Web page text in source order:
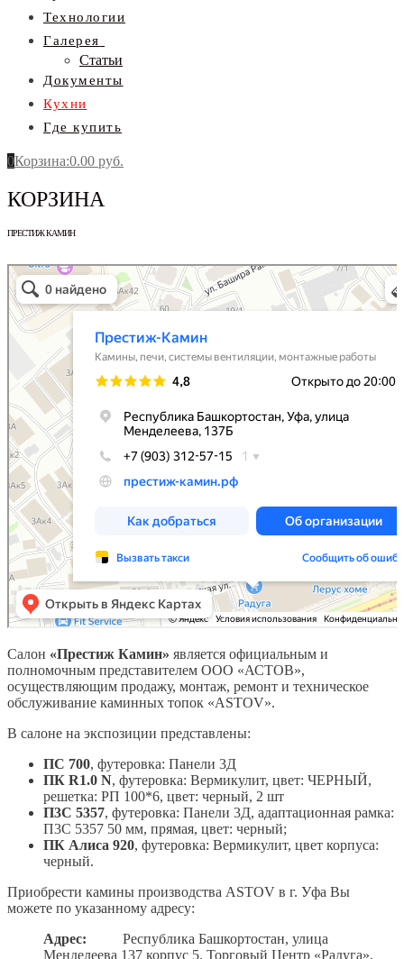
Технологии
Галерея
Статьи
Документы
Кухни
Где купить
0Корзина:0.00 руб.
КОРЗИНА
ПРЕСТИЖ КАМИН
Престиж-Камин
Камины, печи в Уфе
Системы вентиляции в Уфе
Салон «Престиж Камин» является официальным и
полномочным представителем ООО «АСТОВ»,
осуществляющим продажу, монтаж, ремонт и техническое
обслуживание каминных топок «АSTOV».
В салоне на экспозиции представлены:
ПС 700, футеровка: Панели 3Д
ПК R1.0 N, футеровка: Вермикулит, цвет: ЧЕРНЫЙ,
решетка: РП 100*6, цвет: черный, 2 шт
П3С 5357, футеровка: Панели 3Д, адаптационная рамка:
П3С 5357 50 мм, прямая, цвет: черный;
ПК Алиса 920, футеровка: Вермикулит, цвет корпуса:
черный.
Приобрести камины производства ASTOV в г. Уфа Вы
можете по указанному адресу:
Адрес:
Республика Башкортостан, улица
Менделеева 137 корпус 5. Торговый Центр «Радуга»,